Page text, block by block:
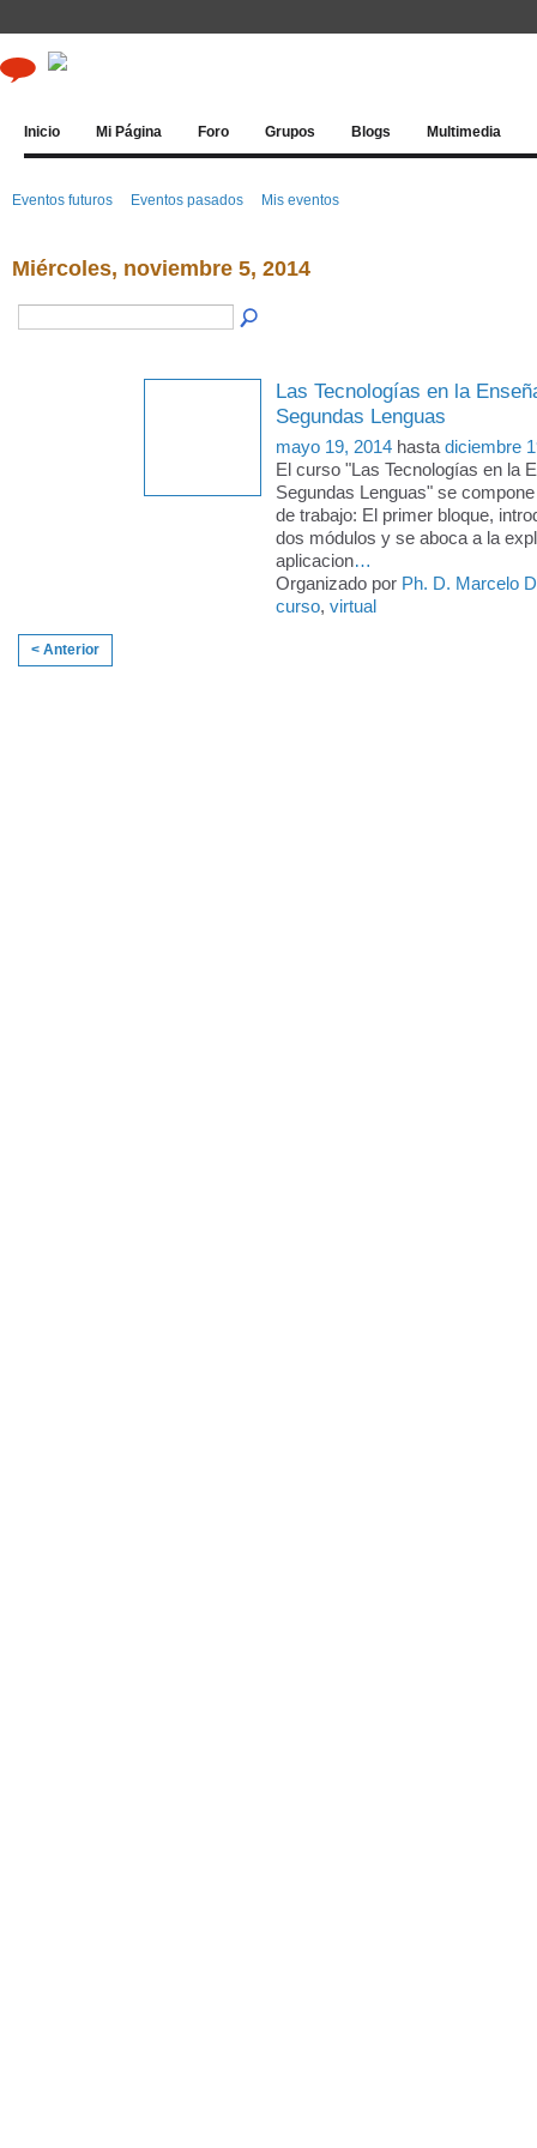
Inicio Mi Página Foro Grupos Blogs Multimedia
Eventos futuros Eventos pasados Mis eventos
Miércoles, noviembre 5, 2014
Las Tecnologías en la
Segundas Lenguas
mayo 19, 2014 hasta diciembre
El curso "Las Tecnologías en la
Segundas Lenguas" se
de trabajo: El primer bloque,
dos módulos y se aboca a la
aplicacion…
Organizado por Ph. D. Marcelo
curso, virtual
< Anterior